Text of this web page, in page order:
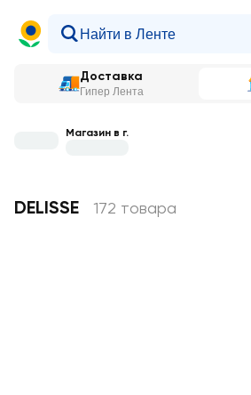
Доставка
Гипер Лента
Магазин в г.
DELISSE 172 товара